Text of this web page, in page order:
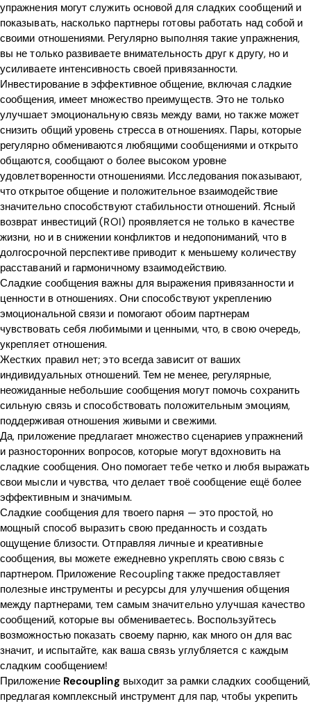
упражнения могут служить основой для сладких сообщений и
показывать, насколько партнеры готовы работать над собой и
своими отношениями. Регулярно выполняя такие упражнения,
вы не только развиваете внимательность друг к другу, но и
усиливаете интенсивность своей привязанности.
Инвестирование в эффективное общение, включая сладкие
сообщения, имеет множество преимуществ. Это не только
улучшает эмоциональную связь между вами, но также может
снизить общий уровень стресса в отношениях. Пары, которые
регулярно обмениваются любящими сообщениями и открыто
общаются, сообщают о более высоком уровне
удовлетворенности отношениями. Исследования показывают,
что открытое общение и положительное взаимодействие
значительно способствуют стабильности отношений. Ясный
возврат инвестиций (ROI) проявляется не только в качестве
жизни, но и в снижении конфликтов и недопониманий, что в
долгосрочной перспективе приводит к меньшему количеству
расставаний и гармоничному взаимодействию.
Сладкие сообщения важны для выражения привязанности и
ценности в отношениях. Они способствуют укреплению
эмоциональной связи и помогают обоим партнерам
чувствовать себя любимыми и ценными, что, в свою очередь,
укрепляет отношения.
Жестких правил нет; это всегда зависит от ваших
индивидуальных отношений. Тем не менее, регулярные,
неожиданные небольшие сообщения могут помочь сохранить
сильную связь и способствовать положительным эмоциям,
поддерживая отношения живыми и свежими.
Да, приложение предлагает множество сценариев упражнений
и разносторонних вопросов, которые могут вдохновить на
сладкие сообщения. Оно помогает тебе четко и любя выражать
свои мысли и чувства, что делает твоё сообщение ещё более
эффективным и значимым.
Сладкие сообщения для твоего парня — это простой, но
мощный способ выразить свою преданность и создать
ощущение близости. Отправляя личные и креативные
сообщения, вы можете ежедневно укреплять свою связь с
партнером. Приложение Recoupling также предоставляет
полезные инструменты и ресурсы для улучшения общения
между партнерами, тем самым значительно улучшая качество
сообщений, которые вы обмениваетесь. Воспользуйтесь
возможностью показать своему парню, как много он для вас
значит, и испытайте, как ваша связь углубляется с каждым
сладким сообщением!
Приложение Recouplingвыходит за рамки сладких сообщений,
предлагая комплексный инструмент для пар, чтобы укрепить